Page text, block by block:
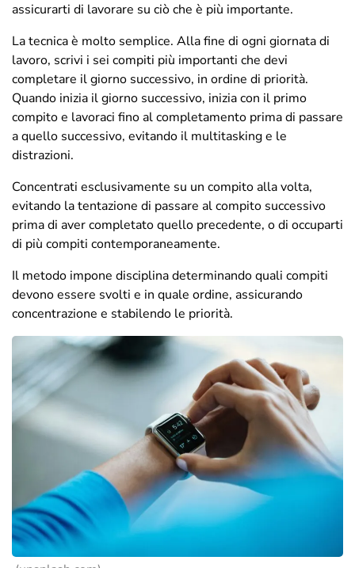
assicurarti di lavorare su ciò che è più importante.
La tecnica è molto semplice. Alla fine di ogni giornata di
lavoro, scrivi i sei compiti più importanti che devi
completare il giorno successivo, in ordine di priorità.
Quando inizia il giorno successivo, inizia con il primo
compito e lavoraci fino al completamento prima di passare
a quello successivo, evitando il multitasking e le
distrazioni.
Concentrati esclusivamente su un compito alla volta,
evitando la tentazione di passare al compito successivo
prima di aver completato quello precedente, o di occuparti
di più compiti contemporaneamente.
Il metodo impone disciplina determinando quali compiti
devono essere svolti e in quale ordine, assicurando
concentrazione e stabilendo le priorità.